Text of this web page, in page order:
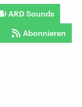
ARD Sounds
Abonnieren